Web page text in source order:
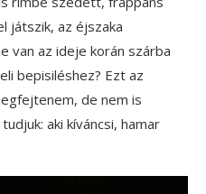
játszik, az éjszaka
van az ideje korán szárba
bepisiléshez? Ezt az
de nem is
aki kíváncsi, hamar